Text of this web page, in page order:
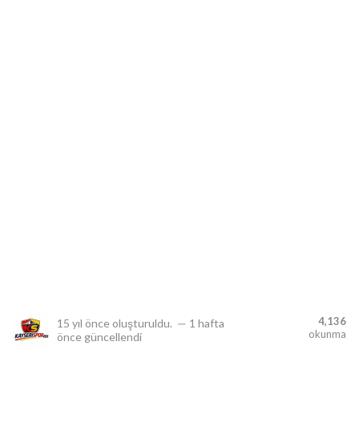
15 yıl önce oluşturuldu. — 1 hafta
önce güncellendi
4,136
okunma